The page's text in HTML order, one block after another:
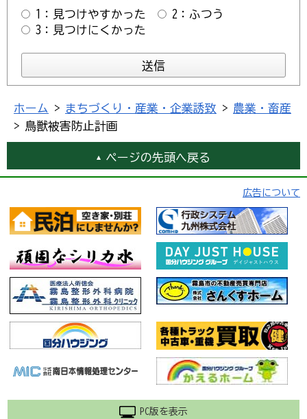
1：見つけやすかった
2：ふつう
3：見つけにくかった
ホーム > まちづくり・産業・企業誘致 > 農業・畜産
> 鳥獣被害防止計画
ページの先頭へ戻る
広告について
PC版を表示